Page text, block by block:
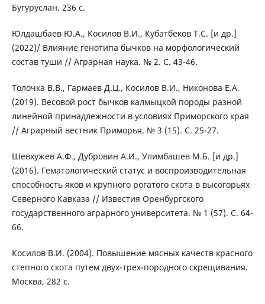
Бугуруслан. 236 с.
Юлдашбаев Ю.А., Косилов В.И., Кубатбеков Т.С. [и др.]
(2022)/ Влияние генотипа бычков на морфологический
состав туши // Аграрная наука. № 2. С. 43-46.
Толочка В.В., Гармаев Д.Ц., Косилов В.И., Никонова Е.А.
(2019). Весовой рост бычков калмыцкой породы разной
линейной принадлежности в условиях Приморского края
// Аграрный вестник Приморья. № 3 (15). С. 25-27.
Шевхужев А.Ф., Дубровин А.И., Улимбашев М.Б. [и др.]
(2016). Гематологический статус и воспроизводительная
способность яков и крупного рогатого скота в высогорьях
Северного Кавказа // Известия Оренбургского
государственного аграрного университета. № 1 (57). С. 64-
66.
Косилов В.И. (2004). Повышение мясных качеств красного
степного скота путем двух-трех-породного скрещивания.
Москва, 282 с.